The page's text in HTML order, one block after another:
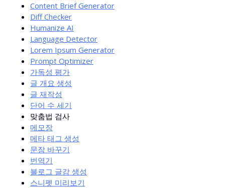
Content Brief Generator
Diff Checker
Humanize AI
Language Detector
Lorem Ipsum Generator
Prompt Optimizer
가독성 평가
글 개요 생성
글 재작성
단어 수 세기
맞춤법 검사
메모장
메타 태그 생성
문장 바꾸기
번역기
블로그 글감 생성
스니펫 미리보기